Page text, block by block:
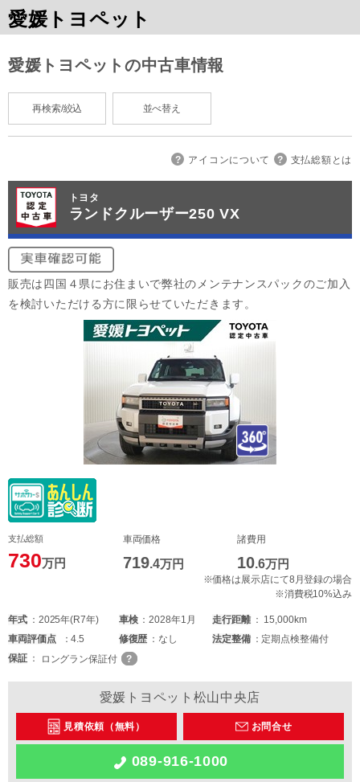
愛媛トヨペット
愛媛トヨペットの中古車情報
再検索/絞込 並べ替え
アイコンについて 支払総額とは
トヨタ
ランドクルーザー250 VX
販売は四国４県にお住まいで弊社のメンテナンスパックのご加入
を検討いただける方に限らせていただきます。
支払総額
730万円
車両価格
719.4万円
諸費用
10.6万円
※価格は展示店にて8月登録の場合
※消費税10%込み
年式 2025年(R7年) 車検 2028年1月 走行距離
15,000km
車両評価点 4.5 修復歴 なし 法定整備
定期点検整備付
保証
ロングラン保証付
愛媛トヨペット松山中央店
見積依頼（無料） お問合せ
089-916-1000